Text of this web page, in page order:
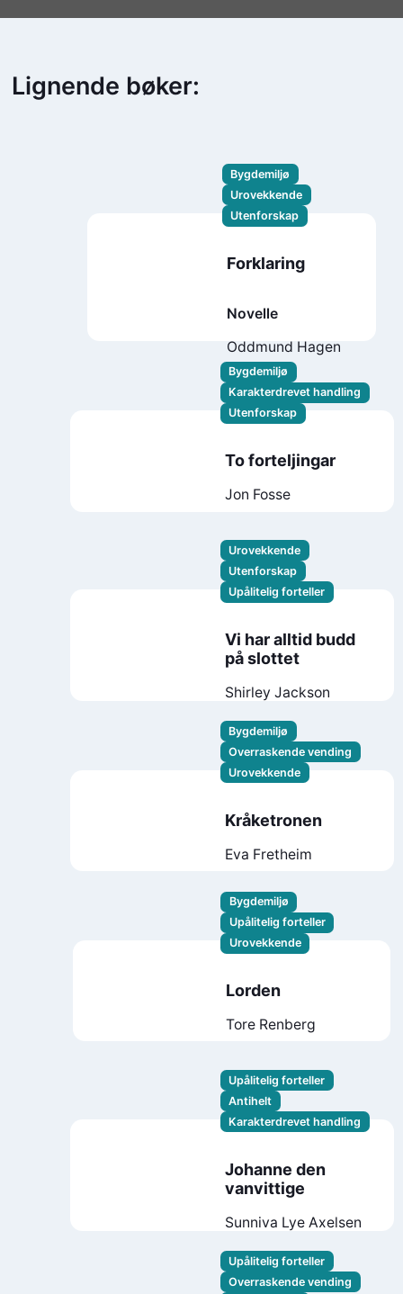
Lignende bøker:
Bygdemiljø
Urovekkende
Utenforskap
Forklaring
Novelle
Oddmund Hagen
Bygdemiljø
Karakterdrevet handling
Utenforskap
To forteljingar
Jon Fosse
Urovekkende
Utenforskap
Upålitelig forteller
Vi har alltid budd
på slottet
Shirley Jackson
Bygdemiljø
Overraskende vending
Urovekkende
Kråketronen
Eva Fretheim
Bygdemiljø
Upålitelig forteller
Urovekkende
Lorden
Tore Renberg
Upålitelig forteller
Antihelt
Karakterdrevet handling
Johanne den
vanvittige
Sunniva Lye Axelsen
Upålitelig forteller
Overraskende vending